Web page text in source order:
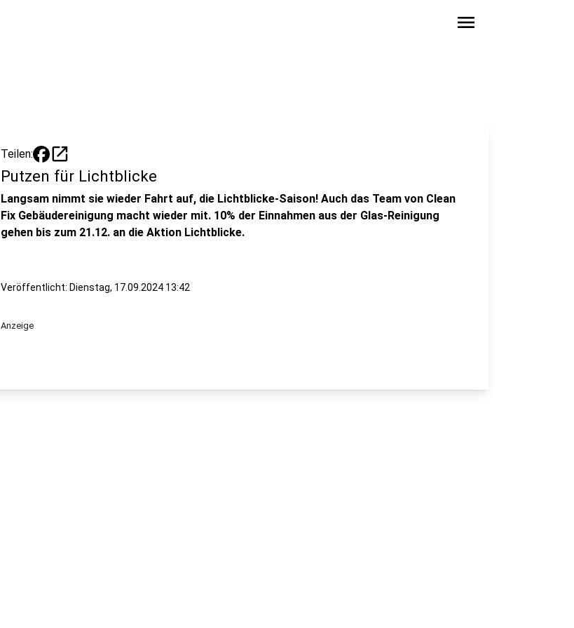
menu
Teilen: open_in_new
Putzen für Lichtblicke
Langsam nimmt sie wieder Fahrt auf, die Lichtblicke-Saison! Auch das Team von Clean
Fix Gebäudereinigung macht wieder mit. 10% der Einnahmen aus der Glas-Reinigung
gehen bis zum 21.12. an die Aktion Lichtblicke.
Veröffentlicht: Dienstag, 17.09.2024 13:42
Anzeige